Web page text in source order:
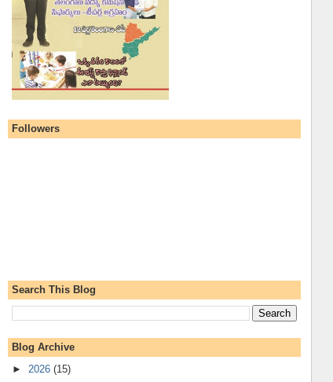
Followers
Search This Blog
Blog Archive
► 2026 (15)